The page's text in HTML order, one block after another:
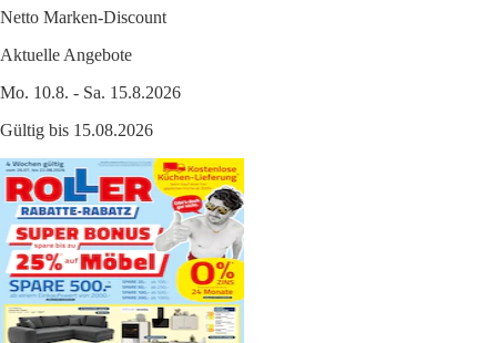
Netto Marken-Discount
Aktuelle Angebote
Mo. 10.8. - Sa. 15.8.2026
Gültig bis 15.08.2026